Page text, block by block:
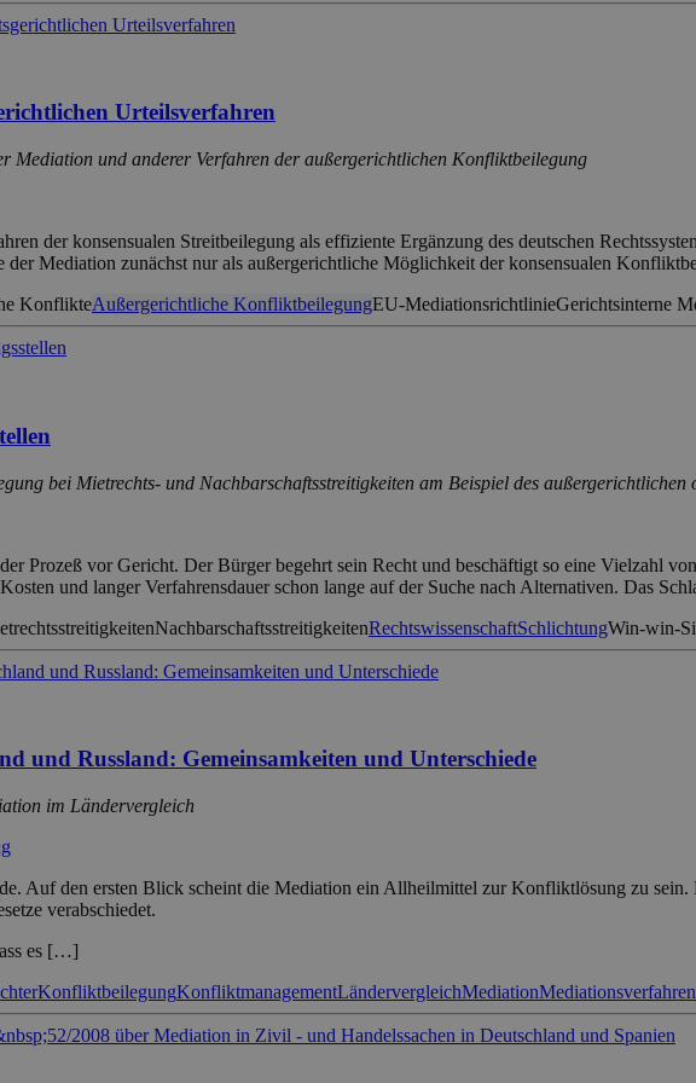
Urteilsverfahren
Mediation und anderer Verfahren der außergerichtlichen Konfliktbeilegung
der konsensualen Streitbeilegung als effiziente Ergänzung des deutschen
der Mediation zunächst nur als außergerichtliche Möglichkeit der konsensualen
KonflikteAußergerichtliche KonfliktbeilegungEU-MediationsrichtlinieGerichtsinterne
bei Mietrechts- und Nachbarschaftsstreitigkeiten am Beispiel des
Prozeß vor Gericht. Der Bürger begehrt sein Recht und beschäftigt so eine Vielzahl
und langer Verfahrensdauer schon lange auf der Suche nach Alternativen. Das
NachbarschaftsstreitigkeitenRechtswissenschaftSchlichtungWin-win-
und Russland: Gemeinsamkeiten und Unterschiede
im Ländervergleich
Auf den ersten Blick scheint die Mediation ein Allheilmittel zur Konfliktlösung zu sein.
verabschiedet.
es […]
KonfliktbeilegungKonfliktmanagementLändervergleichMediationMediationsverfahren